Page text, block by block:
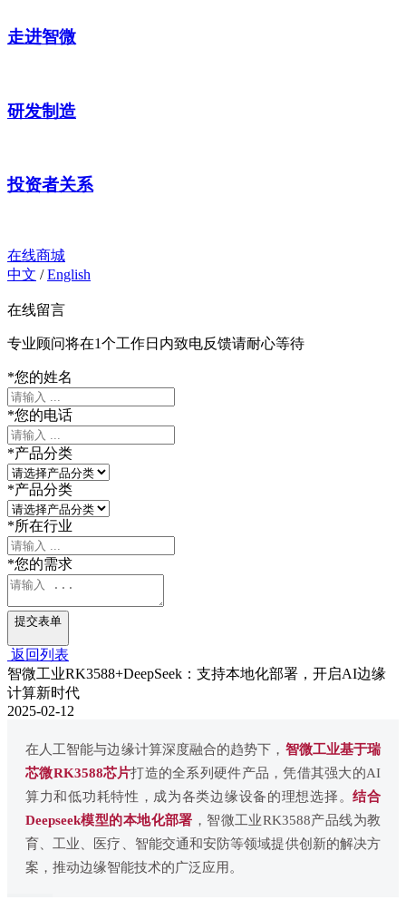
走进智微
研发制造
投资者关系
在线商城
中文 /English
在线留言
专业顾问将在1个工作日内致电反馈请耐心等待
*您的姓名
*您的电话
*产品分类
*产品分类
*所在行业
*您的需求
提交表单
返回列表
智微工业RK3588+DeepSeek：支持本地化部署，开启AI边缘
计算新时代
2025-02-12
在人工智能与边缘计算深度融合的趋势下， 智微工业基于瑞
芯微RK3588芯片打造的全系列硬件产品，凭借其强大的AI
算力和低功耗特性，成为各类边缘设备的理想选择。结合
Deepseek模型的本地化部署 ，智微工业RK3588产品线为教
育、工业、医疗、智能交通和安防等领域提供创新的解决方
案，推动边缘智能技术的广泛应用。